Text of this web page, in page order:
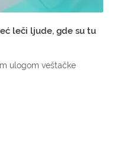
leči ljude, gde su tu
ulogom veštačke